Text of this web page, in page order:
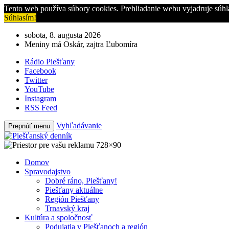
Tento web používa súbory cookies. Prehliadanie webu vyjadruje
Súhlasím!
sobota, 8. augusta 2026
Meniny má Oskár, zajtra Ľubomíra
Rádio Piešťany
Facebook
Twitter
YouTube
Instagram
RSS Feed
Prepnúť menu Vyhľadávanie
Domov
Spravodajstvo
Dobré ráno, Piešťany!
Piešťany aktuálne
Región Piešťany
Trnavský kraj
Kultúra a spoločnosť
Podujatia v Piešťanoch a región